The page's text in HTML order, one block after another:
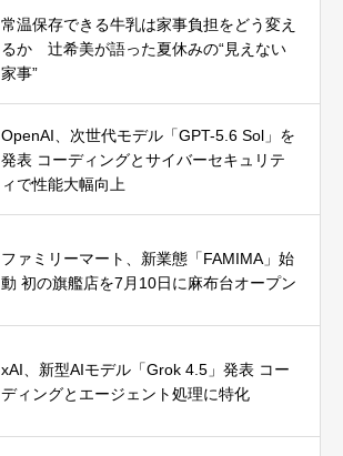
常温保存できる牛乳は家事負担をどう変え
るか 辻希美が語った夏休みの“見えない
家事”
OpenAI、次世代モデル「GPT-5.6 Sol」を
発表 コーディングとサイバーセキュリテ
ィで性能大幅向上
ファミリーマート、新業態「FAMIMA」始
動 初の旗艦店を7月10日に麻布台オープン
xAI、新型AIモデル「Grok 4.5」発表 コー
ディングとエージェント処理に特化